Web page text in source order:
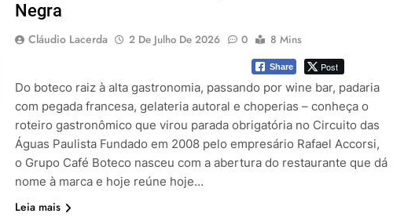
Negra
Cláudio Lacerda 2 De Julho De 2026 0 8 Mins
Share Post
Do boteco raiz à alta gastronomia, passando por wine bar, padaria
com pegada francesa, gelateria autoral e choperias – conheça o
roteiro gastronômico que virou parada obrigatória no Circuito das
Águas Paulista Fundado em 2008 pelo empresário Rafael Accorsi,
o Grupo Café Boteco nasceu com a abertura do restaurante que dá
nome à marca e hoje reúne hoje…
Leia mais